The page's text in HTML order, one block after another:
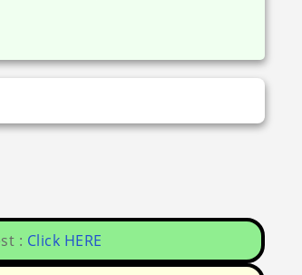
: Click HERE